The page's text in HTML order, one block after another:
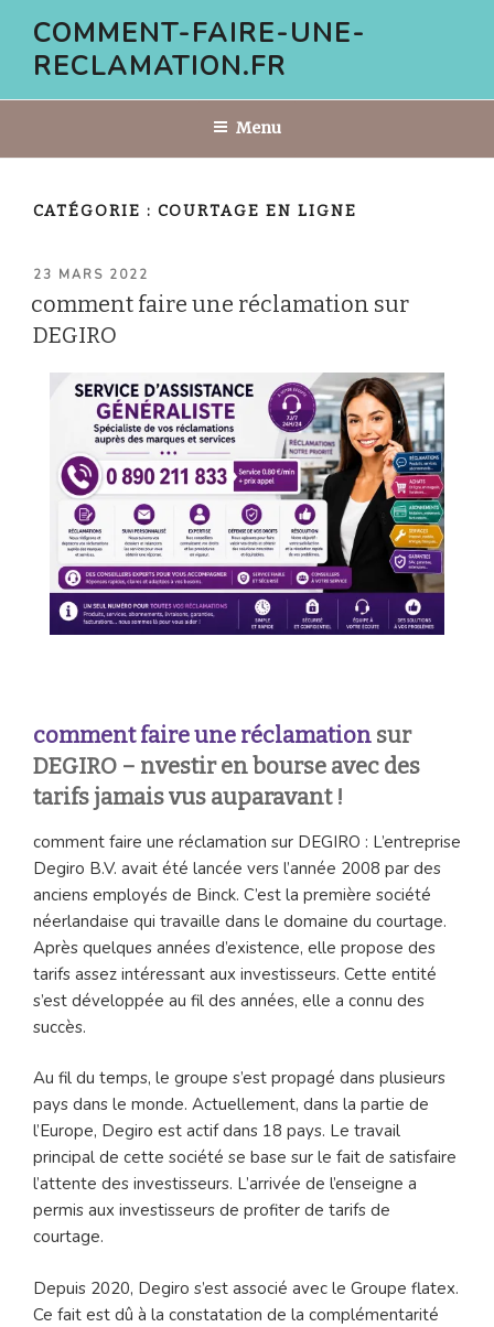
contenu
COMMENT-FAIRE-UNE-
RECLAMATION.FR
Menu
CATÉGORIE : COURTAGE EN LIGNE
PUBLIÉ
23 MARS 2022
comment faire une réclamation sur
DEGIRO
comment faire une réclamation sur
DEGIRO – nvestir en bourse avec des
tarifs jamais vus auparavant !
comment faire une réclamation sur DEGIRO : L’entreprise
Degiro B.V. avait été lancée vers l’année 2008 par des
anciens employés de Binck. C’est la première société
néerlandaise qui travaille dans le domaine du courtage.
Après quelques années d’existence, elle propose des
tarifs assez intéressant aux investisseurs. Cette entité
s’est développée au fil des années, elle a connu des
succès.
Au fil du temps, le groupe s’est propagé dans plusieurs
pays dans le monde. Actuellement, dans la partie de
l’Europe, Degiro est actif dans 18 pays. Le travail
principal de cette société se base sur le fait de satisfaire
l’attente des investisseurs. L’arrivée de l’enseigne a
permis aux investisseurs de profiter de tarifs de
courtage.
Depuis 2020, Degiro s’est associé avec le Groupe flatex.
Ce fait est dû à la constatation de la complémentarité